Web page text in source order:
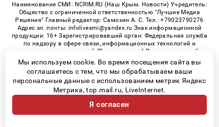
Наименование СМИ: NCRIM.RU (Наш Крым. Новости) Учредитель:
Общество с ограниченной ответственностью "Лучшие Медиа
Решения" Главный редактор: Самохин А. С. Тел.: +79023790276
Адрес эл. почты: infolivesmi@yandex.ru Знак информационной
продукции: 16+ Зарегистрировавший орган: Федеральная служба
по надзору в сфере связи, информационных технологий и
массовых коммуникаций (Роскомнадзор) Регистрационный
номер СМИ ЭЛ № ФС 77 - 81150 от 02.06.2021
© 2026 «nCrim.ru» | Все права защищены
Возрастная категория сайта 16+
Политика конфиденциальности
Мы используем cookie. Во время посещения сайта вы
соглашаетесь с тем, что мы обрабатываем ваши
персональные данные с использованием метрик Яндекс
Метрика, top.mail.ru, LiveInternet.
Я согласен